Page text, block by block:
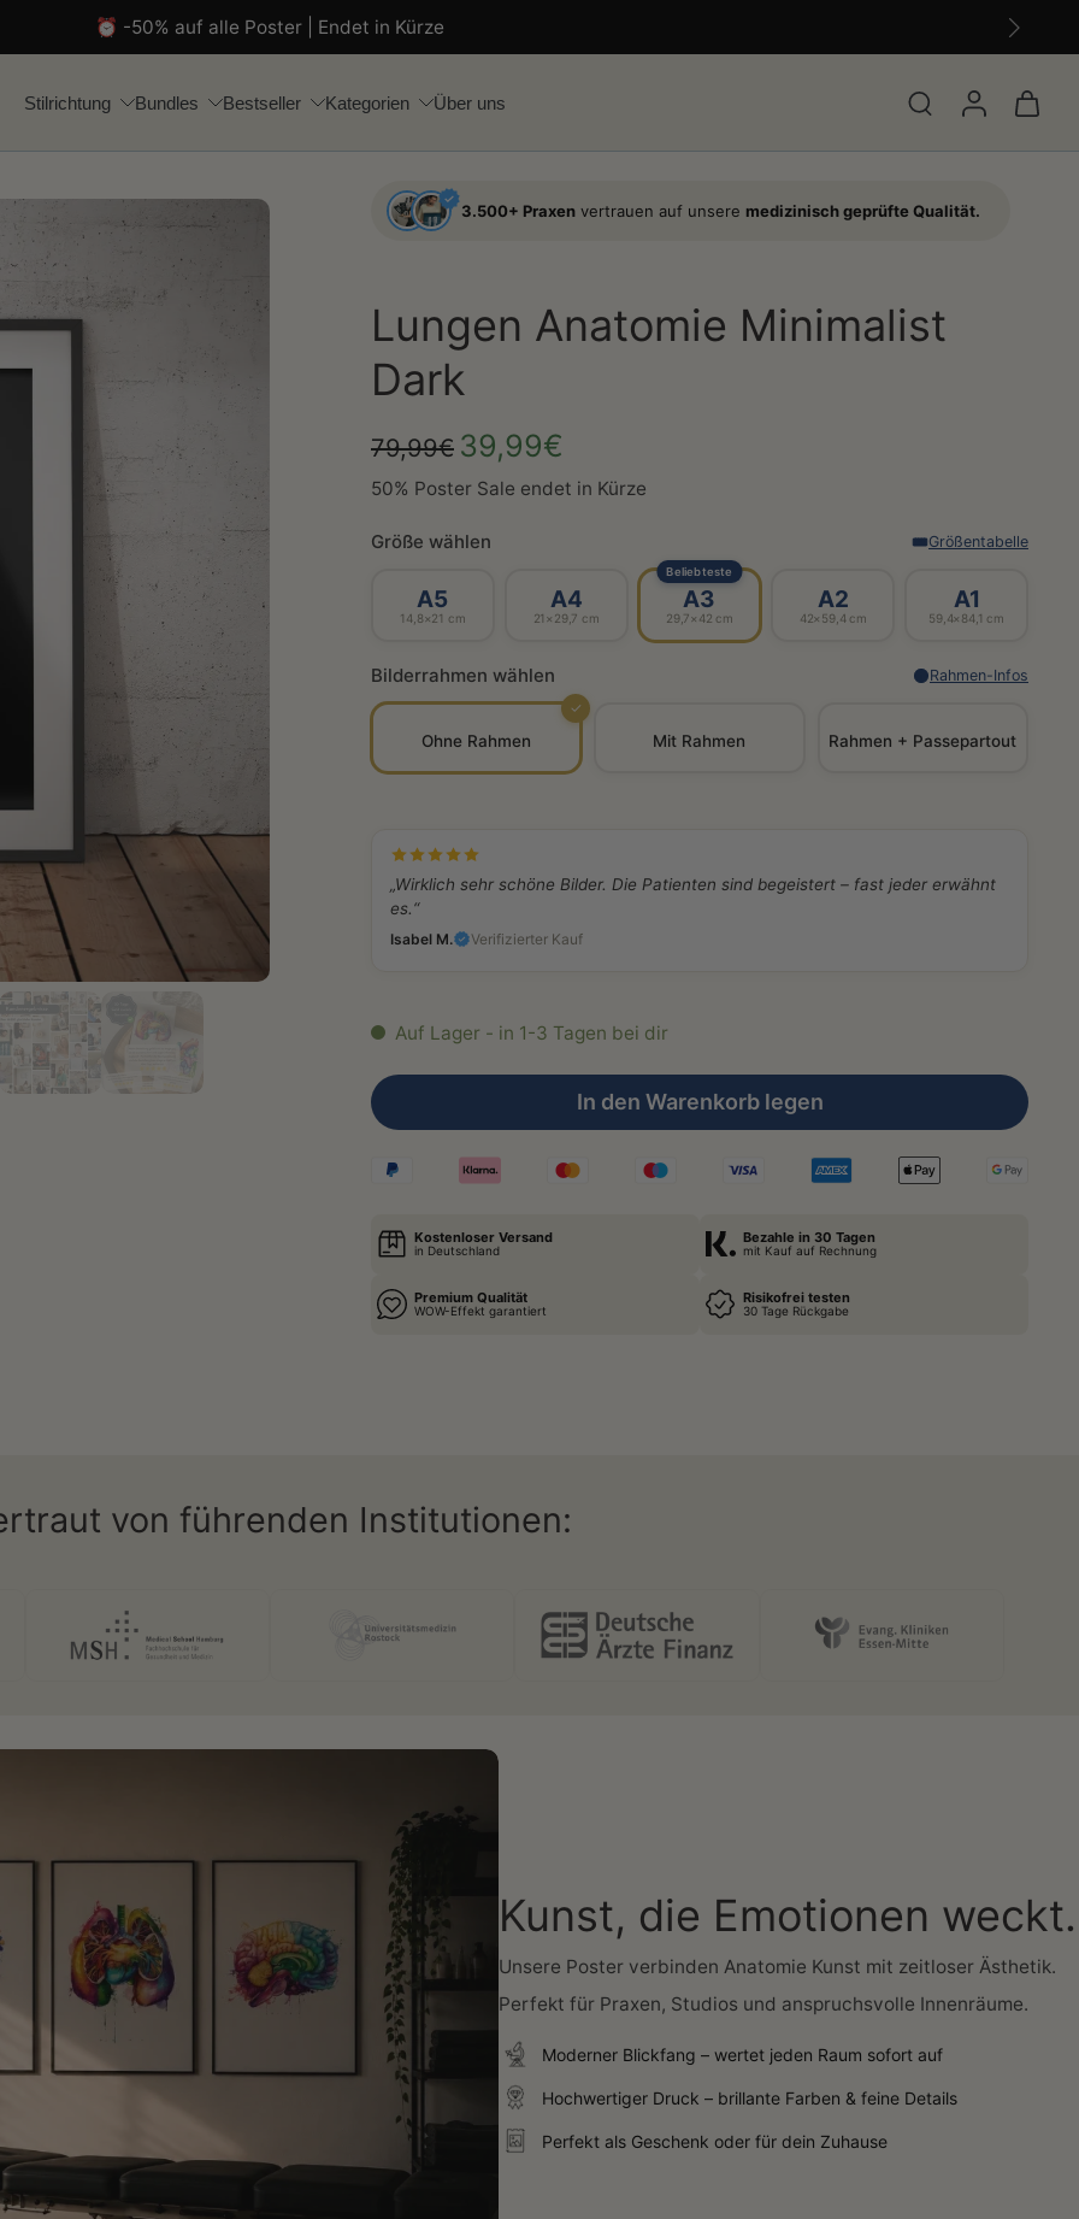
⏰ -50% auf alle Poster | Endet in Kürze
Stilrichtung Bundles Bestseller Kategorien Über uns
3.500+ Praxen vertrauen auf unsere medizinisch geprüfte Qualität.
Lungen Anatomie Minimalist
Dark
79,99€ 39,99€
50% Poster Sale endet in Kürze
Größe wählen Größentabelle
A5
14,8×21 cm
A4
21×29,7 cm
Beliebteste
A3
29,7×42 cm
A2
42×59,4 cm
A1
59,4×84,1 cm
Bilderrahmen wählen Rahmen-Infos
Ohne Rahmen
✓
Mit Rahmen Rahmen + Passepartout
„Wirklich sehr schöne Bilder. Die Patienten sind begeistert – fast jeder erwähnt
es.“
Isabel M. Verifizierter Kauf
Auf Lager - in 1-3 Tagen bei dir
In den Warenkorb legen
Kostenloser Versand
in Deutschland
Bezahle in 30 Tagen
mit Kauf auf Rechnung
Premium Qualität
WOW-Effekt garantiert
Risikofrei testen
30 Tage Rückgabe
von führenden Institutionen:
Kunst, die Emotionen weckt.
Unsere Poster verbinden Anatomie Kunst mit zeitloser Ästhetik.
Perfekt für Praxen, Studios und anspruchsvolle Innenräume.
Moderner Blickfang – wertet jeden Raum sofort auf
Hochwertiger Druck – brillante Farben & feine Details
Perfekt als Geschenk oder für dein Zuhause